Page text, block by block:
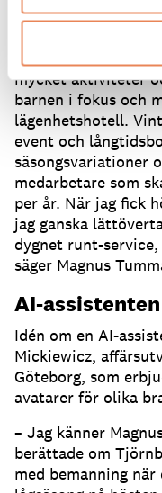
Arenaoch berättar
– Vi är en
mycket aktiviteter
barnen i fokus och
lägenhetshotell.
event och
säsongsvariationer
medarbetare som
per år. När jag fick
jag ganska
dygnet runt-
säger Magnus
AI-
Idén om en AI-
Mickiewicz,
Göteborg, som
avatarer för olika
– Jag känner
berättade om
med bemanning